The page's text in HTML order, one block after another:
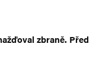
zbraně. Před